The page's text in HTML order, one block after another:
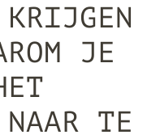
JE
TE